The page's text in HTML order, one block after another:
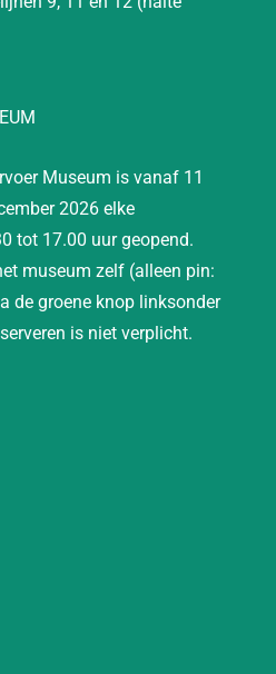
Museum is vanaf 11
2026 elke
tot 17.00 uur geopend.
museum zelf (alleen pin:
de groene knop linksonder
is niet verplicht.